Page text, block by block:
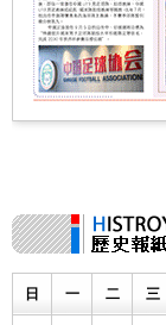
日 一 二 三